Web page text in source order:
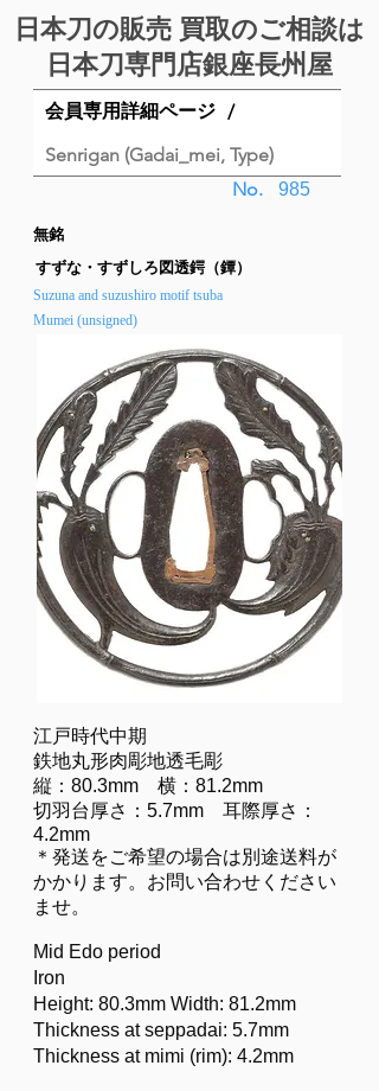
日本刀の販売 買取のご相談は
日本刀専門店銀座⻑州屋
会員専用詳細ページ /
Senrigan (Gadai_mei, Type)
No.
985
無銘
すずな・すずしろ図透鍔（鐔）
Suzuna and suzushiro motif tsuba
Mumei (unsigned)
江戸時代中期
鉄地丸形肉彫地透毛彫
縦：80.3mm 横：81.2mm
切羽台厚さ：5.7mm 耳際厚さ：
4.2mm
＊発送をご希望の場合は別途送料が
かかります。お問い合わせください
ませ。
Mid Edo period
Iron
Height: 80.3mm Width: 81.2mm
Thickness at seppadai: 5.7mm
Thickness at mimi (rim): 4.2mm